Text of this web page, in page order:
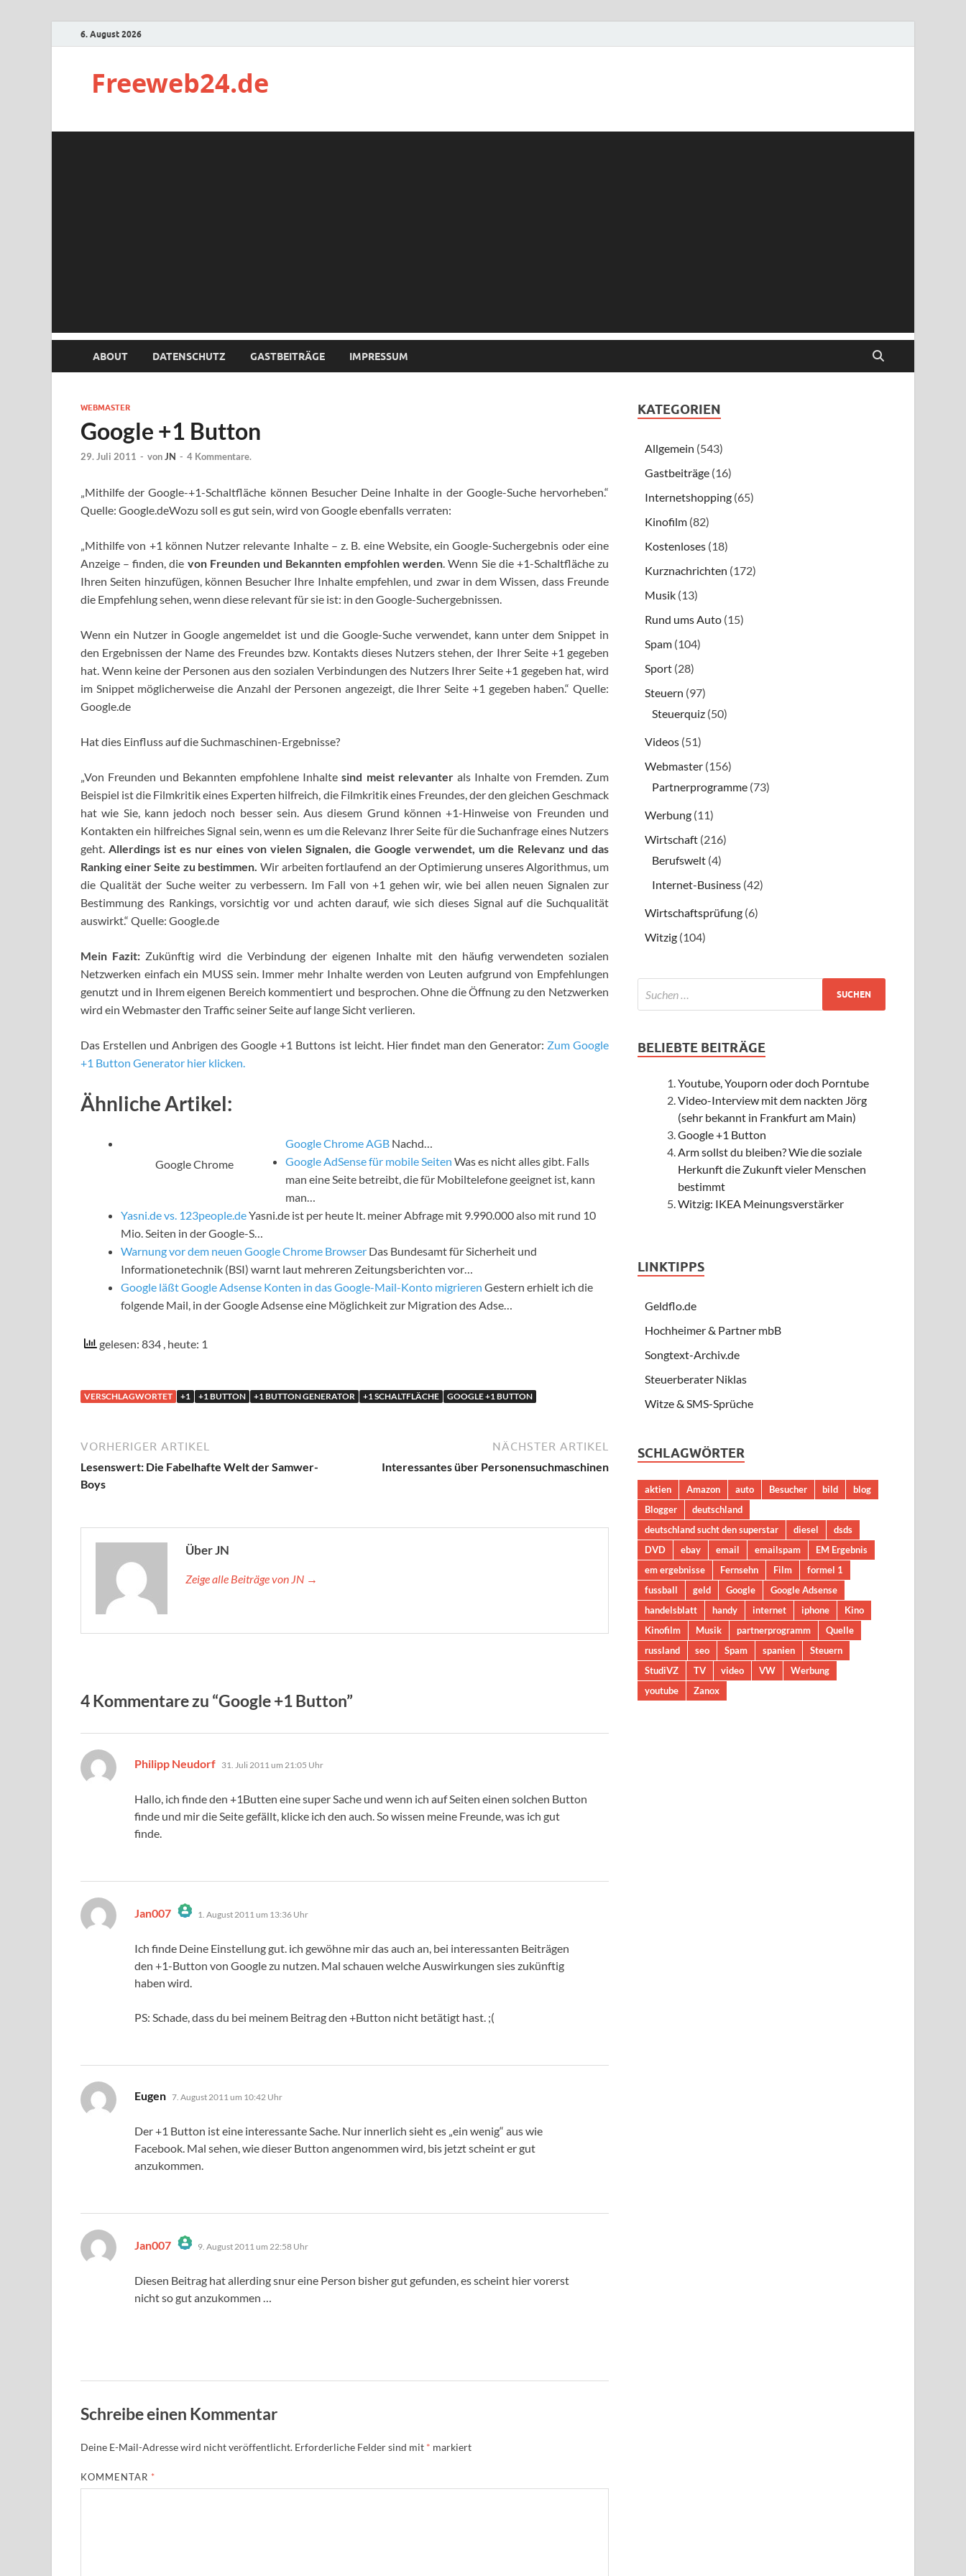
6. August 2026
Freeweb24.de
ABOUT DATENSCHUTZ GASTBEITRÄGE IMPRESSUM
WEBMASTER
Google +1 Button
29. Juli 2011 - vonJN - 4 Kommentare.
„Mithilfe der Google-+1-Schaltfläche können Besucher Deine Inhalte in der Google-Suche hervorheben.“
Quelle: Google.deWozu soll es gut sein, wird von Google ebenfalls verraten:
„Mithilfe von +1 können Nutzer relevante Inhalte – z. B. eine Website, ein Google-Suchergebnis oder eine
Anzeige – finden, die von Freunden und Bekannten empfohlen werden. Wenn Sie die +1-Schaltfläche zu
Ihren Seiten hinzufügen, können Besucher Ihre Inhalte empfehlen, und zwar in dem Wissen, dass Freunde
die Empfehlung sehen, wenn diese relevant für sie ist: in den Google-Suchergebnissen.
Wenn ein Nutzer in Google angemeldet ist und die Google-Suche verwendet, kann unter dem Snippet in
den Ergebnissen der Name des Freundes bzw. Kontakts dieses Nutzers stehen, der Ihrer Seite +1 gegeben
hat. Wenn keine der Personen aus den sozialen Verbindungen des Nutzers Ihrer Seite +1 gegeben hat, wird
im Snippet möglicherweise die Anzahl der Personen angezeigt, die Ihrer Seite +1 gegeben haben.“ Quelle:
Google.de
Hat dies Einfluss auf die Suchmaschinen-Ergebnisse?
„Von Freunden und Bekannten empfohlene Inhaltesind meist relevanterals Inhalte von Fremden. Zum
Beispiel ist die Filmkritik eines Experten hilfreich, die Filmkritik eines Freundes, der den gleichen Geschmack
hat wie Sie, kann jedoch noch besser sein. Aus diesem Grund können +1-Hinweise von Freunden und
Kontakten ein hilfreiches Signal sein, wenn es um die Relevanz Ihrer Seite für die Suchanfrage eines Nutzers
geht. Allerdings ist es nur eines von vielen Signalen, die Google verwendet, um die Relevanz und das
Ranking einer Seite zu bestimmen. Wir arbeiten fortlaufend an der Optimierung unseres Algorithmus, um
die Qualität der Suche weiter zu verbessern. Im Fall von +1 gehen wir, wie bei allen neuen Signalen zur
Bestimmung des Rankings, vorsichtig vor und achten darauf, wie sich dieses Signal auf die Suchqualität
auswirkt.“ Quelle: Google.de
Mein Fazit: Zukünftig wird die Verbindung der eigenen Inhalte mit den häufig verwendeten sozialen
Netzwerken einfach ein MUSS sein. Immer mehr Inhalte werden von Leuten aufgrund von Empfehlungen
genutzt und in Ihrem eigenen Bereich kommentiert und besprochen. Ohne die Öffnung zu den Netzwerken
wird ein Webmaster den Traffic seiner Seite auf lange Sicht verlieren.
Das Erstellen und Anbrigen des Google +1 Buttons ist leicht. Hier findet man den Generator: Zum Google
+1 Button Generator hier klicken.
Ähnliche Artikel:
Google Chrome AGB
Google Chrome
Nachd…
Google AdSense für mobile Seiten Was es nicht alles gibt. Falls
man eine Seite betreibt, die für Mobiltelefone geeignet ist, kann
man…
Yasni.de vs. 123people.deYasni.de ist per heute lt. meiner Abfrage mit 9.990.000 also mit rund 10
Mio. Seiten in der Google-S…
Warnung vor dem neuen Google Chrome Browser Das Bundesamt für Sicherheit und
Informationetechnik (BSI) warnt laut mehreren Zeitungsberichten vor…
Google läßt Google Adsense Konten in das Google-Mail-Konto migrieren Gestern erhielt ich die
folgende Mail, in der Google Adsense eine Möglichkeit zur Migration des Adse…
gelesen: 834 , heute: 1
VERSCHLAGWORTET +1 +1 BUTTON +1 BUTTON GENERATOR +1 SCHALTFLÄCHE GOOGLE +1 BUTTON
VORHERIGER ARTIKEL
Lesenswert: Die Fabelhafte Welt der Samwer-
Boys
NÄCHSTER ARTIKEL
Interessantes über Personensuchmaschinen
Über JN
Zeige alle Beiträge von JN →
4 Kommentare zu “Google +1 Button”
Philipp Neudorf sagt:
31. Juli 2011 um 21:05 Uhr
Hallo, ich finde den +1Butten eine super Sache und wenn ich auf Seiten einen solchen Button
finde und mir die Seite gefällt, klicke ich den auch. So wissen meine Freunde, was ich gut
finde.
Jan007 sagt:
Anti-Spam von CleanTalk
1. August 2011 um 13:36 Uhr
Ich finde Deine Einstellung gut. ich gewöhne mir das auch an, bei interessanten Beiträgen
den +1-Button von Google zu nutzen. Mal schauen welche Auswirkungen sies zukünftig
haben wird.
PS: Schade, dass du bei meinem Beitrag den +Button nicht betätigt hast. ;(
Eugen sagt:
7. August 2011 um 10:42 Uhr
Der +1 Button ist eine interessante Sache. Nur innerlich sieht es „ein wenig“ aus wie
Facebook. Mal sehen, wie dieser Button angenommen wird, bis jetzt scheint er gut
anzukommen.
Jan007 sagt:
Anti-Spam von CleanTalk
9. August 2011 um 22:58 Uhr
Diesen Beitrag hat allerding snur eine Person bisher gut gefunden, es scheint hier vorerst
nicht so gut anzukommen …
Schreibe einen Kommentar
Deine E-Mail-Adresse wird nicht veröffentlicht. Erforderliche Felder sind mit * markiert
KOMMENTAR *
KATEGORIEN
Allgemein (543)
Gastbeiträge (16)
Internetshopping (65)
Kinofilm (82)
Kostenloses (18)
Kurznachrichten (172)
Musik (13)
Rund ums Auto (15)
Spam (104)
Sport (28)
Steuern (97)
Steuerquiz (50)
Videos (51)
Webmaster (156)
Partnerprogramme (73)
Werbung (11)
Wirtschaft (216)
Berufswelt (4)
Internet-Business (42)
Wirtschaftsprüfung (6)
Witzig (104)
BELIEBTE BEITRÄGE
Youtube, Youporn oder doch Porntube
Video-Interview mit dem nackten Jörg
(sehr bekannt in Frankfurt am Main)
Google +1 Button
Arm sollst du bleiben? Wie die soziale
Herkunft die Zukunft vieler Menschen
bestimmt
Witzig: IKEA Meinungsverstärker
LINKTIPPS
Geldflo.de
Hochheimer & Partner mbB
Songtext-Archiv.de
Steuerberater Niklas
Witze & SMS-Sprüche
SCHLAGWÖRTER
aktien Amazon auto Besucher bild
blog
Blogger
deutschland
deutschland sucht den superstar
diesel
dsds
DVD
ebay email emailspam
EM Ergebnis
em ergebnisse
Fernsehn Film
formel 1
fussball
geld Google
Google Adsense
handelsblatt
handy internet iphone
Kino
Kinofilm
Musik partnerprogramm
Quelle
russland
seo Spam spanien
Steuern
StudiVZ
TV video VW
Werbung
youtube
Zanox